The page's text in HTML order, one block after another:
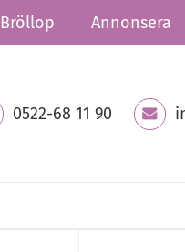
Bröllop Annonsera
0522-68 11 90